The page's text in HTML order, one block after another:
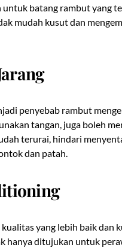
batang rambut yang
mudah kusut dan
penyebab rambut
tangan, juga boleh
terurai, hindari
dan patah.
yang lebih baik dan
hanya ditujukan untuk